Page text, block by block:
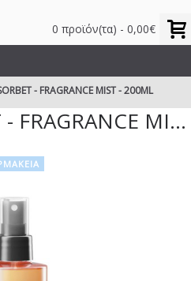
0 προϊόν(τα) - 0,00€
- FRAGRANCE MIST - 200ML
MANGO SORBET - FRAGRANCE MIST - 200ML